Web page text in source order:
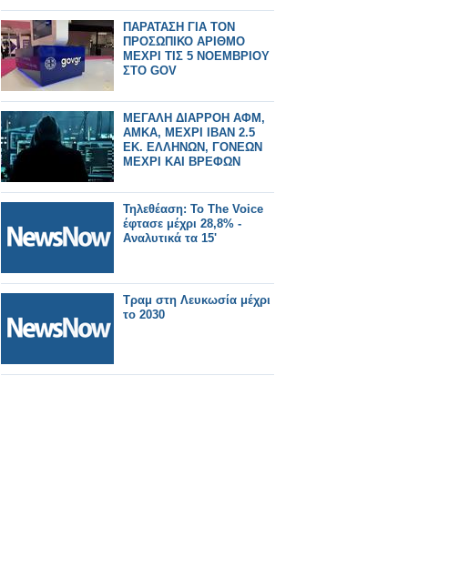
ΠΑΡΑΤΑΣΗ ΓΙΑ ΤΟΝ
ΠΡΟΣΩΠΙΚΟ ΑΡΙΘΜΟ
ΜΕΧΡΙ ΤΙΣ 5 ΝΟΕΜΒΡΙΟΥ
ΣΤΟ GOV
ΜΕΓΑΛΗ ΔΙΑΡΡΟΗ ΑΦΜ,
ΑΜΚΑ, ΜΕΧΡΙ IBAN 2.5
ΕΚ. ΕΛΛΗΝΩΝ, ΓΟΝΕΩΝ
ΜΕΧΡΙ ΚΑΙ ΒΡΕΦΩΝ
Τηλεθέαση: Το The Voice
έφτασε μέχρι 28,8% -
Αναλυτικά τα 15'
Τραμ στη Λευκωσία μέχρι
το 2030